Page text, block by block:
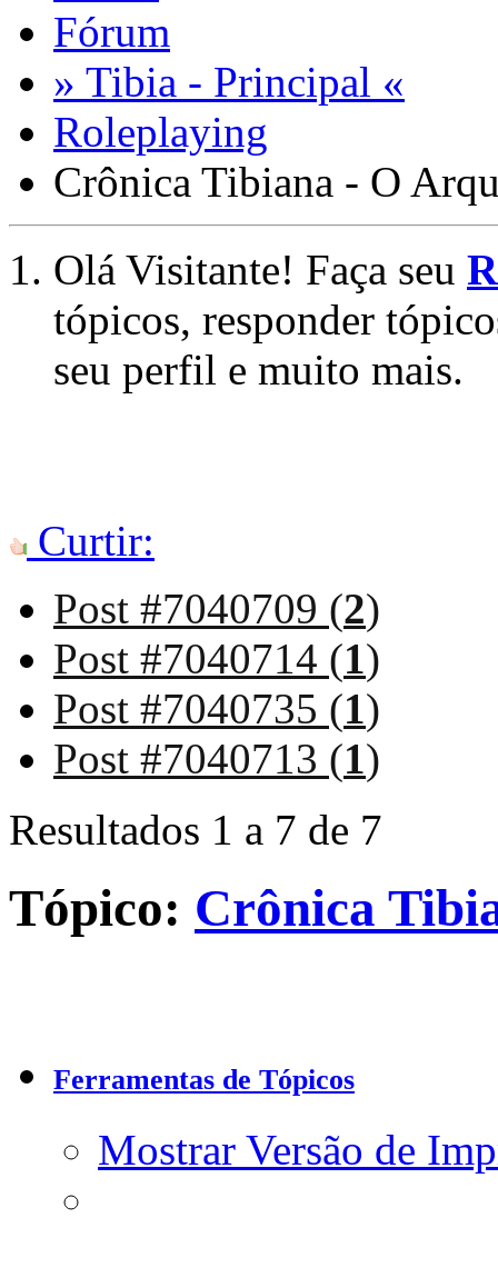
Fórum
» Tibia - Principal «
Roleplaying
Crônica Tibiana - O
Olá Visitante! Faça seu
tópicos, responder
seu perfil e muito mais.
Curtir:
Post #7040709 (2)
Post #7040714 (1)
Post #7040735 (1)
Post #7040713 (1)
Resultados 1 a 7 de 7
Tópico: Crônica
Ferramentas de Tópicos
Mostrar Versão de